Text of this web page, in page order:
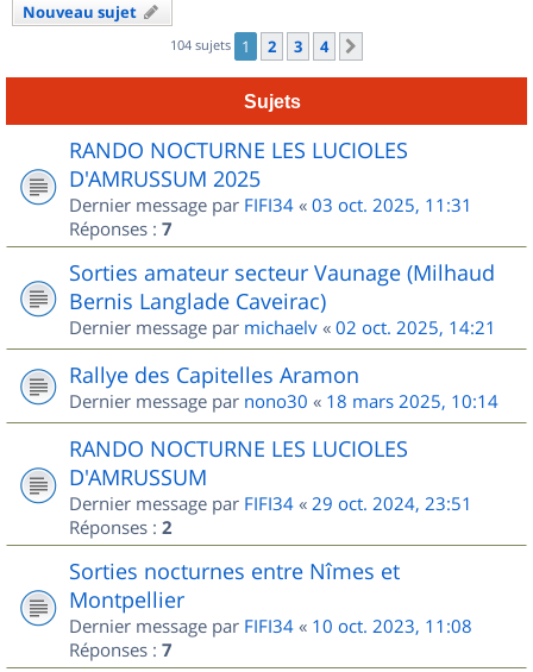
Nouveau sujet
104 sujets 1 2 3 4
Sujets
RANDO NOCTURNE LES LUCIOLES
D'AMRUSSUM 2025
Dernier message par FIFI34 « 03 oct. 2025, 11:31
Réponses : 7
Sorties amateur secteur Vaunage (Milhaud
Bernis Langlade Caveirac)
Dernier message par michaelv « 02 oct. 2025, 14:21
Rallye des Capitelles Aramon
Dernier message par nono30 « 18 mars 2025, 10:14
RANDO NOCTURNE LES LUCIOLES
D'AMRUSSUM
Dernier message par FIFI34 « 29 oct. 2024, 23:51
Réponses : 2
Sorties nocturnes entre Nîmes et
Montpellier
Dernier message par FIFI34 « 10 oct. 2023, 11:08
Réponses : 7